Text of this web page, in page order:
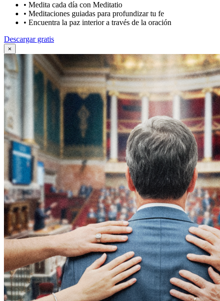
• Medita cada día con Meditatio
• Meditaciones guiadas para profundizar tu fe
• Encuentra la paz interior a través de la oración
Descargar gratis
×